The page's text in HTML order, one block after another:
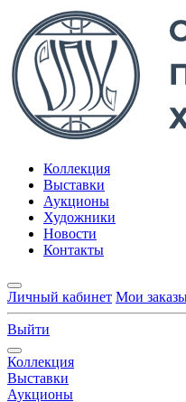
Коллекция
Выставки
Аукционы
Художники
Новости
Контакты
Личный кабинет Мои
Выйти
Коллекция
Выставки
Аукционы